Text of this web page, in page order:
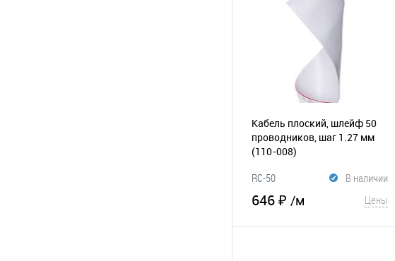
сравнению
Кабель плоский, шлейф 50
проводников, шаг 1.27 мм
(110-008)
В наличии
RC-50
646 ₽ /м Цены